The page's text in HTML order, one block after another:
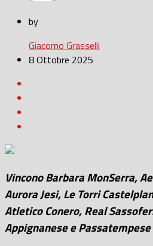
by
Giacomo Grasselli
8 Ottobre 2025
Vincono Barbara MonSerra,
Aurora Jesi, Le Torri
Atletico Conero, Real
Appignanese e Passatempese